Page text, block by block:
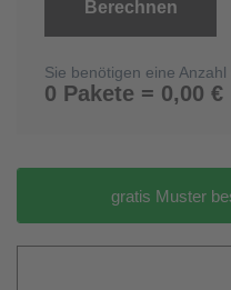
Berechnen
Sie benötigen eine Anzahl
0 Pakete = 0,00 €
gratis Muster